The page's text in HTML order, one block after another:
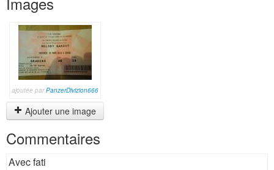
ajoutée parPanzerDivizion666
Ajouter une image
Commentaires
Avec fati